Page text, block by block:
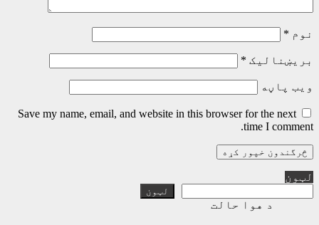
نوم *
بریښنالیک *
ویب پاڼه
Save my name, email, and website in this browser for the next
time I comment.
لټون
لټون
د هوا حالت